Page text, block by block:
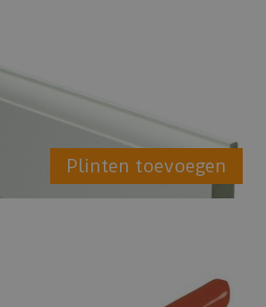
Plinten toevoegen